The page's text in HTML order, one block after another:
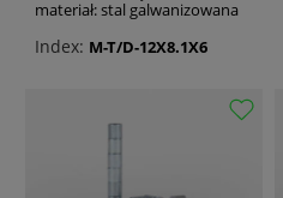
materiał: stal galwanizowana
Index: M-T/D-12X8.1X6